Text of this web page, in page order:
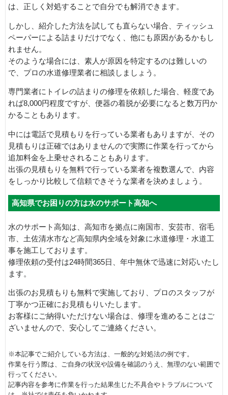
は、正しく対処することで自分でも解消できます。
しかし、紹介した方法を試しても直らない場合、ティッシュ
ペーパーによる詰まりだけでなく、他にも原因があるかもし
れません。
そのような場合には、素人が原因を特定するのは難しいの
で、プロの水道修理業者に相談しましょう。
専門業者にトイレの詰まりの修理を依頼した場合、軽度であ
れば8,000円程度ですが、便器の着脱が必要になると数万円か
かることもあります。
中には電話で見積もりを行っている業者もありますが、その
見積もりは正確ではありませんので実際に作業を行ってから
追加料金を上乗せされることもあります。
出張の見積もりを無料で行っている業者を複数選んで、内容
をしっかり比較して信頼できそうな業者を決めましょう。
高知県でお困りの方は水のサポート高知へ
水のサポート高知は、高知市を拠点に南国市、安芸市、宿毛
市、土佐清水市など高知県内全域を対象に水道修理・水道工
事を施工しております。
修理依頼の受付は24時間365日、年中無休で迅速に対応いたし
ます。
出張のお見積もりも無料で実施しており、プロのスタッフが
丁寧かつ正確にお見積もりいたします。
お客様にご納得いただけない場合は、修理を進めることはご
ざいませんので、安心してご連絡ください。
※本記事でご紹介している方法は、一般的な対処法の例です。
作業を行う際は、ご自身の状況や設備を確認のうえ、無理のない範囲で
行ってください。
記事内容を参考に作業を行った結果生じた不具合やトラブルについて